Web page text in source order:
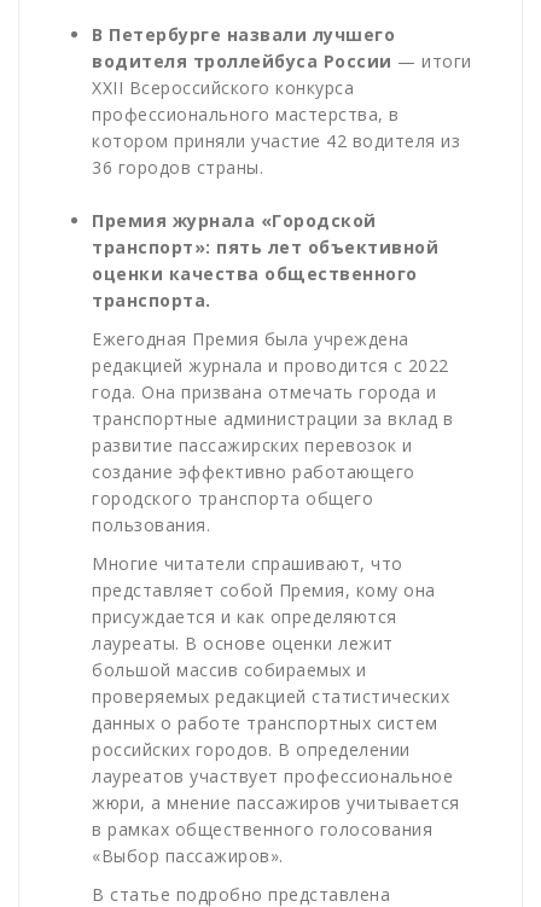
В Петербурге назвали лучшего
водителя троллейбуса России — итоги
XXII Всероссийского конкурса
профессионального мастерства, в
котором приняли участие 42 водителя из
36 городов страны.
Премия журнала «Городской
транспорт»: пять лет объективной
оценки качества общественного
транспорта.
Ежегодная Премия была учреждена
редакцией журнала и проводится с 2022
года. Она призвана отмечать города и
транспортные администрации за вклад в
развитие пассажирских перевозок и
создание эффективно работающего
городского транспорта общего
пользования.
Многие читатели спрашивают, что
представляет собой Премия, кому она
присуждается и как определяются
лауреаты. В основе оценки лежит
большой массив собираемых и
проверяемых редакцией статистических
данных о работе транспортных систем
российских городов. В определении
лауреатов участвует профессиональное
жюри, а мнение пассажиров учитывается
в рамках общественного голосования
«Выбор пассажиров».
В статье подробно представлена